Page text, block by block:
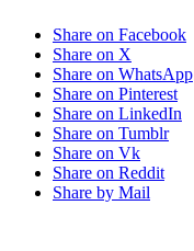
Share on Facebook
Share on X
Share on WhatsApp
Share on Pinterest
Share on LinkedIn
Share on Tumblr
Share on Vk
Share on Reddit
Share by Mail